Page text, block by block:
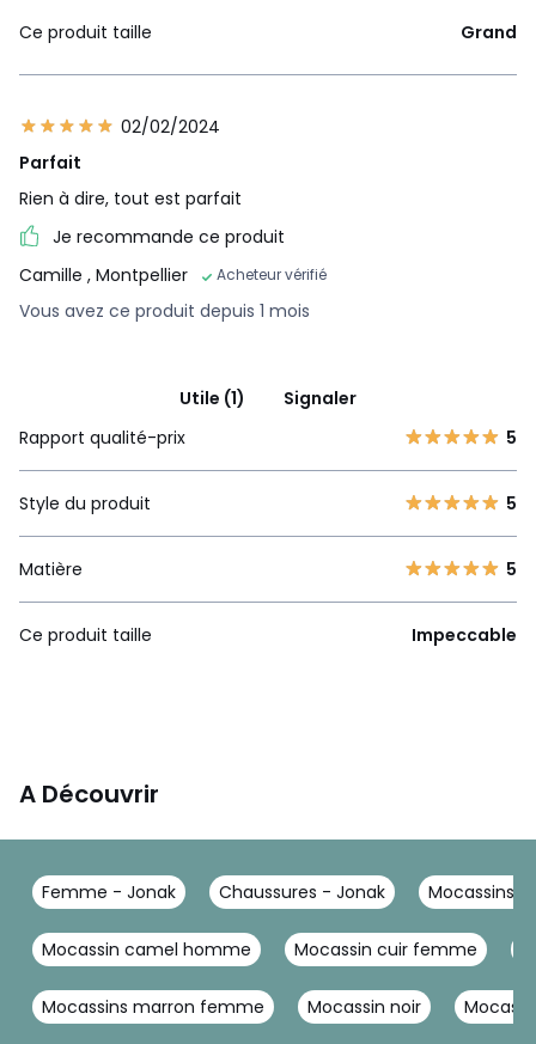
Ce produit taille Grand
02/02/2024
Parfait
Rien à dire, tout est parfait
Je recommande ce produit
Camille , Montpellier Acheteur vérifié
Vous avez ce produit depuis 1 mois
Utile (1)
Signaler
Rapport qualité-prix
5
Style du produit 5
Matière 5
Ce produit taille Impeccable
A Découvrir
Femme - Jonak Chaussures - Jonak Mocassins -
Mocassin camel homme Mocassin cuir femme
Mocassins marron femme Mocassin noir